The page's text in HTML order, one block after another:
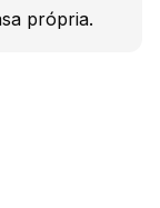
própria.